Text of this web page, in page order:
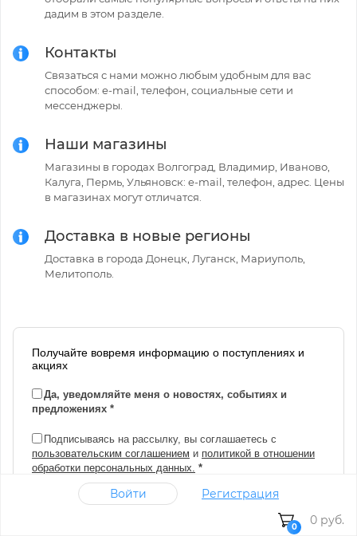
дадим в этом разделе.
Контакты
Связаться с нами можно любым удобным для вас
способом: e-mail, телефон, социальные сети и
мессенджеры.
Наши магазины
Магазины в городах Волгоград, Владимир, Иваново,
Калуга, Пермь, Ульяновск: e-mail, телефон, адрес. Цены
в магазинах могут отличатся.
Доставка в новые регионы
Доставка в города Донецк, Луганск, Мариуполь,
Мелитополь.
Получайте вовремя информацию о поступлениях и
акциях
Да, уведомляйте меня о новостях, событиях и
предложениях *
Подписываясь на рассылку, вы соглашаетесь с
пользовательским соглашением и политикой в отношении
обработки персональных данных. *
Войти Регистрация
0 0 руб.